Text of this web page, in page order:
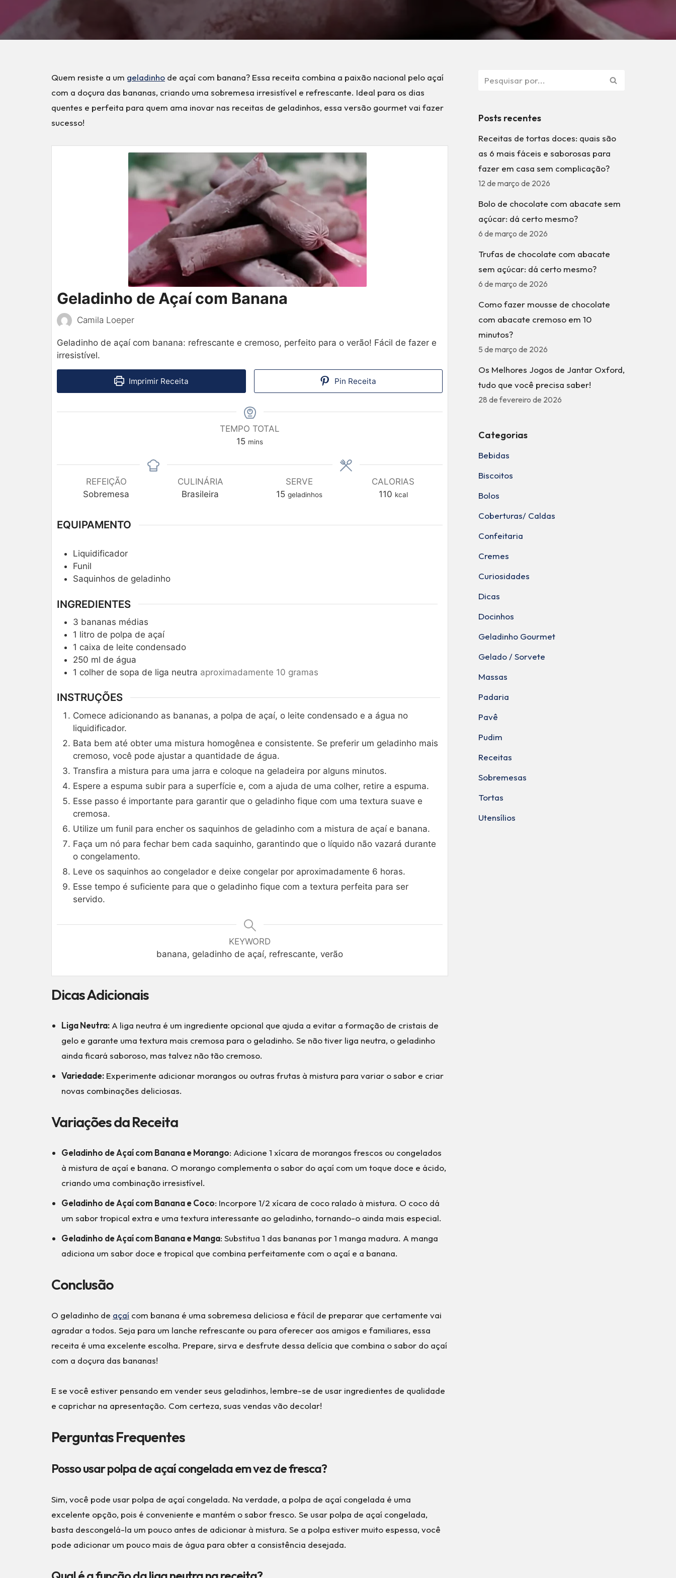
Quem resiste a um geladinho de açaí com banana? Essa receita combina a paixão nacional pelo açaí
com a doçura das bananas, criando uma sobremesa irresistível e refrescante. Ideal para os dias
quentes e perfeita para quem ama inovar nas receitas de geladinhos, essa versão gourmet vai fazer
sucesso!
Geladinho de Açaí com Banana
Camila Loeper
Geladinho de açaí com banana: refrescante e cremoso, perfeito para o verão! Fácil de fazer e
irresistível.
Imprimir Receita Pin Receita
TEMPO TOTAL
15 mins
REFEIÇÃO
Sobremesa
CULINÁRIA
Brasileira
SERVE
15 geladinhos
CALORIAS
110 kcal
EQUIPAMENTO
Liquidificador
Funil
Saquinhos de geladinho
INGREDIENTES
3 bananas médias
1 litro de polpa de açaí
1 caixa de leite condensado
250 ml de água
1 colher de sopa de liga neutra aproximadamente 10 gramas
INSTRUÇÕES
Comece adicionando as bananas, a polpa de açaí, o leite condensado e a água no
liquidificador.
Bata bem até obter uma mistura homogênea e consistente. Se preferir um geladinho mais
cremoso, você pode ajustar a quantidade de água.
Transfira a mistura para uma jarra e coloque na geladeira por alguns minutos.
Espere a espuma subir para a superfície e, com a ajuda de uma colher, retire a espuma.
Esse passo é importante para garantir que o geladinho fique com uma textura suave e
cremosa.
Utilize um funil para encher os saquinhos de geladinho com a mistura de açaí e banana.
Faça um nó para fechar bem cada saquinho, garantindo que o líquido não vazará durante
o congelamento.
Leve os saquinhos ao congelador e deixe congelar por aproximadamente 6 horas.
Esse tempo é suficiente para que o geladinho fique com a textura perfeita para ser
servido.
KEYWORD
banana, geladinho de açaí, refrescante, verão
Dicas Adicionais
Liga Neutra: A liga neutra é um ingrediente opcional que ajuda a evitar a formação de cristais de
gelo e garante uma textura mais cremosa para o geladinho. Se não tiver liga neutra, o geladinho
ainda ficará saboroso, mas talvez não tão cremoso.
Variedade: Experimente adicionar morangos ou outras frutas à mistura para variar o sabor e criar
novas combinações deliciosas.
Variações da Receita
Geladinho de Açaí com Banana e Morango: Adicione 1 xícara de morangos frescos ou congelados
à mistura de açaí e banana. O morango complementa o sabor do açaí com um toque doce e ácido,
criando uma combinação irresistível.
Geladinho de Açaí com Banana e Coco: Incorpore 1/2 xícara de coco ralado à mistura. O coco dá
um sabor tropical extra e uma textura interessante ao geladinho, tornando-o ainda mais especial.
Geladinho de Açaí com Banana e Manga: Substitua 1 das bananas por 1 manga madura. A manga
adiciona um sabor doce e tropical que combina perfeitamente com o açaí e a banana.
Conclusão
O geladinho de açaí com banana é uma sobremesa deliciosa e fácil de preparar que certamente vai
agradar a todos. Seja para um lanche refrescante ou para oferecer aos amigos e familiares, essa
receita é uma excelente escolha. Prepare, sirva e desfrute dessa delícia que combina o sabor do açaí
com a doçura das bananas!
E se você estiver pensando em vender seus geladinhos, lembre-se de usar ingredientes de qualidade
e caprichar na apresentação. Com certeza, suas vendas vão decolar!
Perguntas Frequentes
Posso usar polpa de açaí congelada em vez de fresca?
Sim, você pode usar polpa de açaí congelada. Na verdade, a polpa de açaí congelada é uma
excelente opção, pois é conveniente e mantém o sabor fresco. Se usar polpa de açaí congelada,
basta descongelá-la um pouco antes de adicionar à mistura. Se a polpa estiver muito espessa, você
pode adicionar um pouco mais de água para obter a consistência desejada.
Posts recentes
Receitas de tortas doces: quais são
as 6 mais fáceis e saborosas para
fazer em casa sem complicação?
12 de março de 2026
Bolo de chocolate com abacate sem
açúcar: dá certo mesmo?
6 de março de 2026
Trufas de chocolate com abacate
sem açúcar: dá certo mesmo?
6 de março de 2026
Como fazer mousse de chocolate
com abacate cremoso em 10
minutos?
5 de março de 2026
Os Melhores Jogos de Jantar Oxford,
tudo que você precisa saber!
28 de fevereiro de 2026
Categorias
Bebidas
Biscoitos
Bolos
Coberturas/ Caldas
Confeitaria
Cremes
Curiosidades
Dicas
Docinhos
Geladinho Gourmet
Gelado / Sorvete
Massas
Padaria
Pavê
Pudim
Receitas
Sobremesas
Tortas
Utensílios